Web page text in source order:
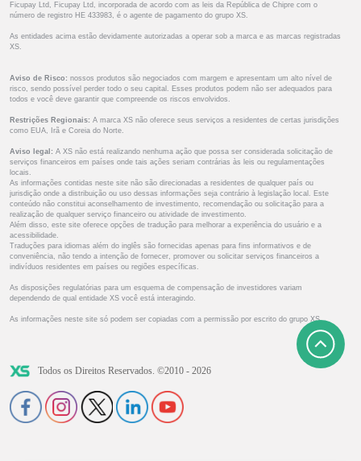
Ficupay Ltd, Ficupay Ltd, incorporada de acordo com as leis da República de Chipre com o
número de registro HE 433983, é o agente de pagamento do grupo XS.
As entidades acima estão devidamente autorizadas a operar sob a marca e as marcas registradas
XS.
Aviso de Risco: nossos produtos são negociados com margem e apresentam um alto nível de
risco, sendo possível perder todo o seu capital. Esses produtos podem não ser adequados para
todos e você deve garantir que compreende os riscos envolvidos.
Restrições Regionais: A marca XS não oferece seus serviços a residentes de certas jurisdições
como EUA, Irã e Coreia do Norte.
Aviso legal: A XS não está realizando nenhuma ação que possa ser considerada solicitação de
serviços financeiros em países onde tais ações seriam contrárias às leis ou regulamentações
locais.
As informações contidas neste site não são direcionadas a residentes de qualquer país ou
jurisdição onde a distribuição ou uso dessas informações seja contrário à legislação local. Este
conteúdo não constitui aconselhamento de investimento, recomendação ou solicitação para a
realização de qualquer serviço financeiro ou atividade de investimento.
Além disso, este site oferece opções de tradução para melhorar a experiência do usuário e a
acessibilidade.
Traduções para idiomas além do inglês são fornecidas apenas para fins informativos e de
conveniência, não tendo a intenção de fornecer, promover ou solicitar serviços financeiros a
indivíduos residentes em países ou regiões específicas.
As disposições regulatórias para um esquema de compensação de investidores variam
dependendo de qual entidade XS você está interagindo.
As informações neste site só podem ser copiadas com a permissão por escrito do grupo XS.
Todos os Direitos Reservados. ©2010 - 2026